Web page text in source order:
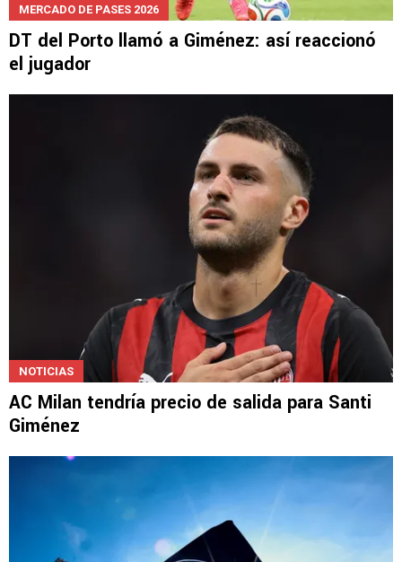
MERCADO DE PASES 2026
DT del Porto llamó a Giménez: así reaccionó
el jugador
NOTICIAS
AC Milan tendría precio de salida para Santi
Giménez